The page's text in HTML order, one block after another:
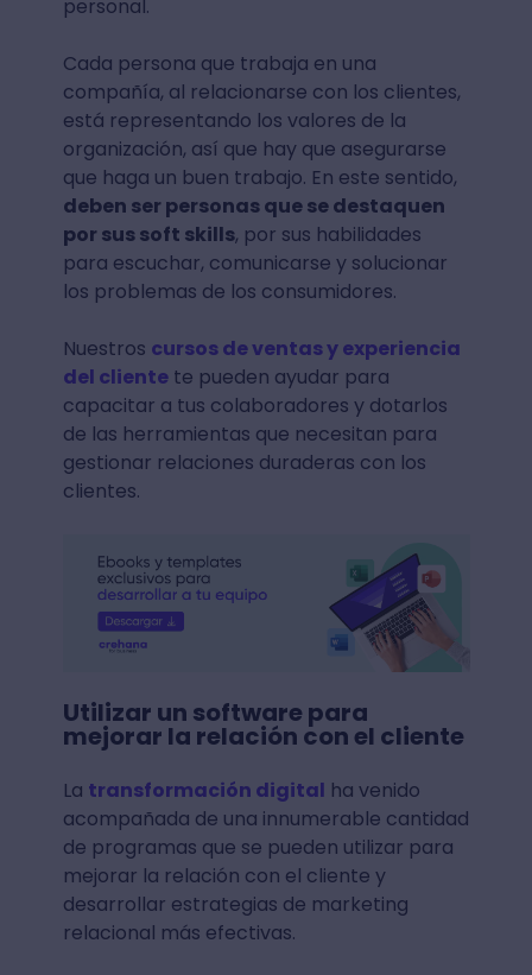
personal.
Cada persona que trabaja en una
compañía, al relacionarse con los clientes,
está representando los valores de la
organización, así que hay que asegurarse
que haga un buen trabajo. En este sentido,
deben ser personas que se destaquen
por sus soft skills, por sus habilidades
para escuchar, comunicarse y solucionar
los problemas de los consumidores.
Nuestros cursos de ventas y experiencia
del clientete pueden ayudar para
capacitar a tus colaboradores y dotarlos
de las herramientas que necesitan para
gestionar relaciones duraderas con los
clientes.
Utilizar un software para
mejorar la relación con el cliente
La transformación digital ha venido
acompañada de una innumerable cantidad
de programas que se pueden utilizar para
mejorar la relación con el cliente y
desarrollar estrategias de marketing
relacional más efectivas.